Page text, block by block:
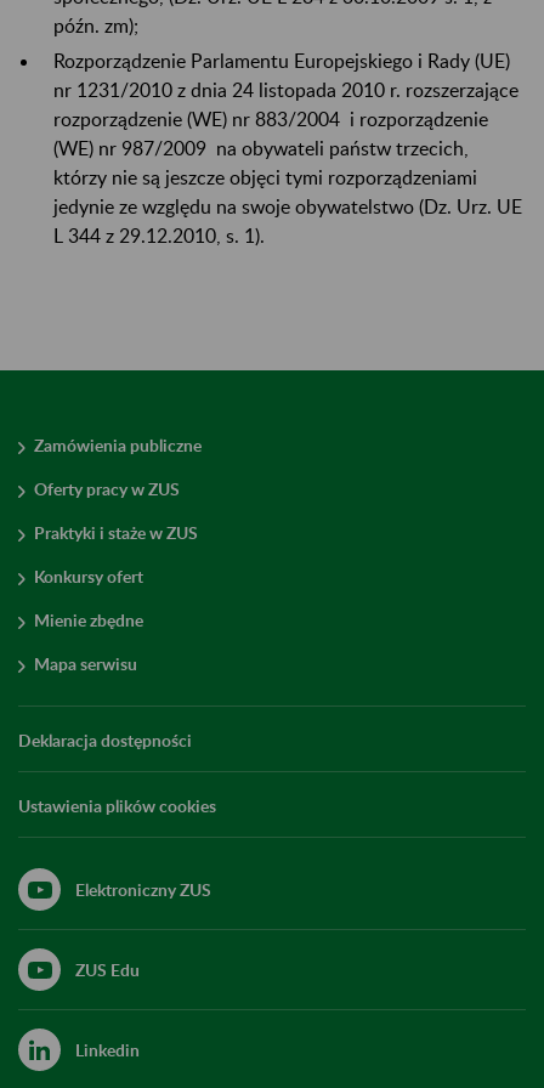
późn. zm);
Rozporządzenie Parlamentu Europejskiego i Rady (UE)
nr 1231/2010 z dnia 24 listopada 2010 r. rozszerzające
rozporządzenie (WE) nr 883/2004 i rozporządzenie
(WE) nr 987/2009 na obywateli państw trzecich,
którzy nie są jeszcze objęci tymi rozporządzeniami
jedynie ze względu na swoje obywatelstwo (Dz. Urz. UE
L 344 z 29.12.2010, s. 1).
Zamówienia publiczne
Oferty pracy w ZUS
Praktyki i staże w ZUS
Konkursy ofert
Mienie zbędne
Mapa serwisu
Deklaracja dostępności
Ustawienia plików cookies
Elektroniczny ZUS
ZUS Edu
Linkedin